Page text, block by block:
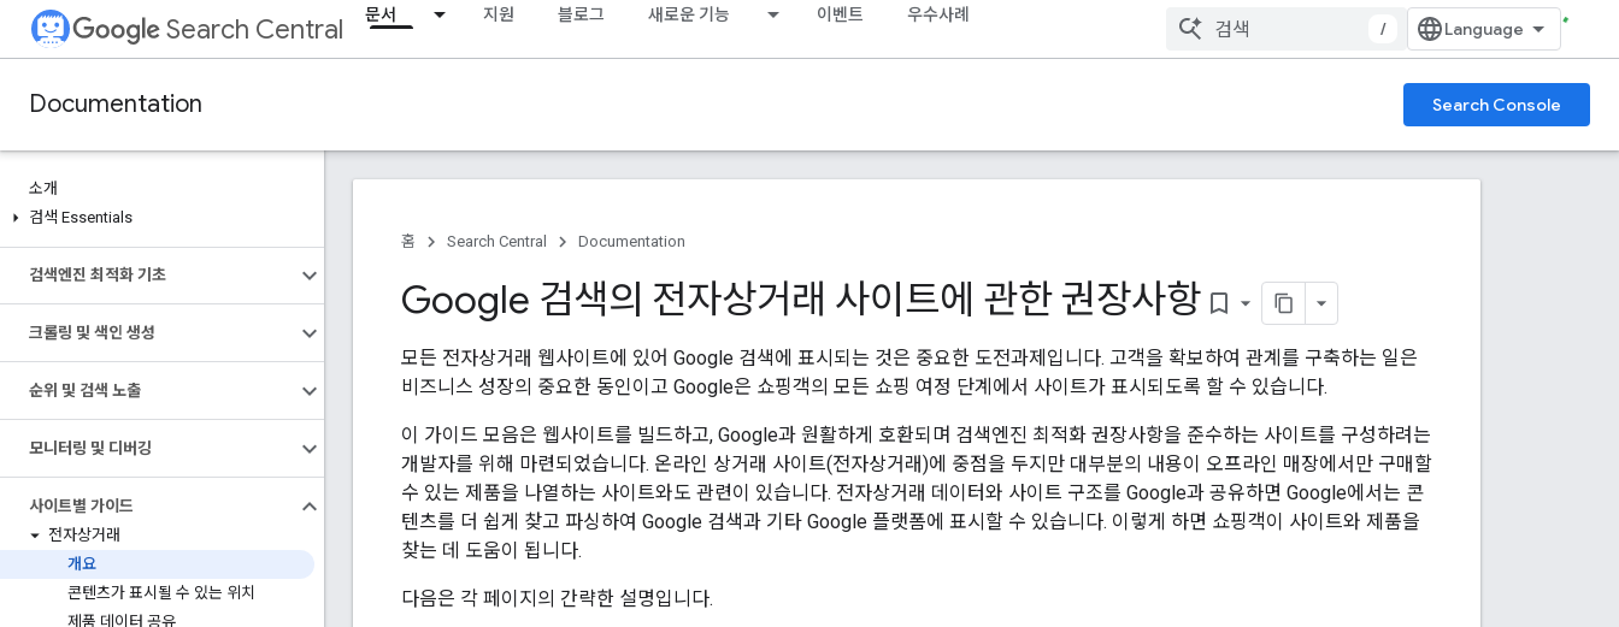
Search Central 문서 지원 블로그 새로운 기능 이벤트 우수사례
/
Documentation Search Console
소개
검색 Essentials
검색엔진 최적화 기초
크롤링 및 색인 생성
순위 및 검색 노출
모니터링 및 디버깅
사이트별 가이드
전자상거래
개요
콘텐츠가 표시될 수 있는 위치
제품 데이터 공유
홈 Search Central Documentation
Google 검색의 전자상거래 사이트에 관한 권장사항 bookmark_border
모든 전자상거래 웹사이트에 있어 Google 검색에 표시되는 것은 중요한 도전과제입니다. 고객을 확보하여 관계를 구축하는 일은
비즈니스 성장의 중요한 동인이고 Google은 쇼핑객의 모든 쇼핑 여정 단계에서 사이트가 표시되도록 할 수 있습니다.
이 가이드 모음은 웹사이트를 빌드하고, Google과 원활하게 호환되며 검색엔진 최적화 권장사항을 준수하는 사이트를 구성하려는
개발자를 위해 마련되었습니다. 온라인 상거래 사이트(전자상거래)에 중점을 두지만 대부분의 내용이 오프라인 매장에서만 구매할
수 있는 제품을 나열하는 사이트와도 관련이 있습니다. 전자상거래 데이터와 사이트 구조를 Google과 공유하면 Google에서는 콘
텐츠를 더 쉽게 찾고 파싱하여 Google 검색과 기타 Google 플랫폼에 표시할 수 있습니다. 이렇게 하면 쇼핑객이 사이트와 제품을
찾는 데 도움이 됩니다.
다음은 각 페이지의 간략한 설명입니다.